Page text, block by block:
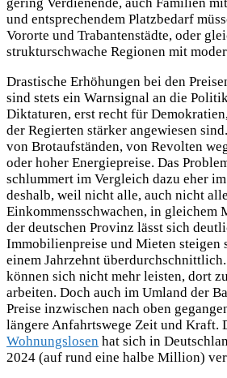
und entsprechendem Platzbedarf
Vororte und Trabantenstädte, oder
strukturschwache Regionen mit
Drastische Erhöhungen bei den
sind stets ein Warnsignal an die
Diktaturen, erst recht für
der Regierten stärker angewiesen
von Brotaufständen, von Revolten
oder hoher Energiepreise. Das
schlummert im Vergleich dazu eher
deshalb, weil nicht alle, auch nicht alle
Einkommensschwachen, in gleichem
der deutschen Provinz lässt sich
Immobilienpreise und Mieten steigen
einem Jahrzehnt
können sich nicht mehr leisten, dort
arbeiten. Doch auch im Umland der
Preise inzwischen nach oben
längere Anfahrtswege Zeit und Kraft.
Wohnungslosen hat sich in
2024 (auf rund eine halbe Million)